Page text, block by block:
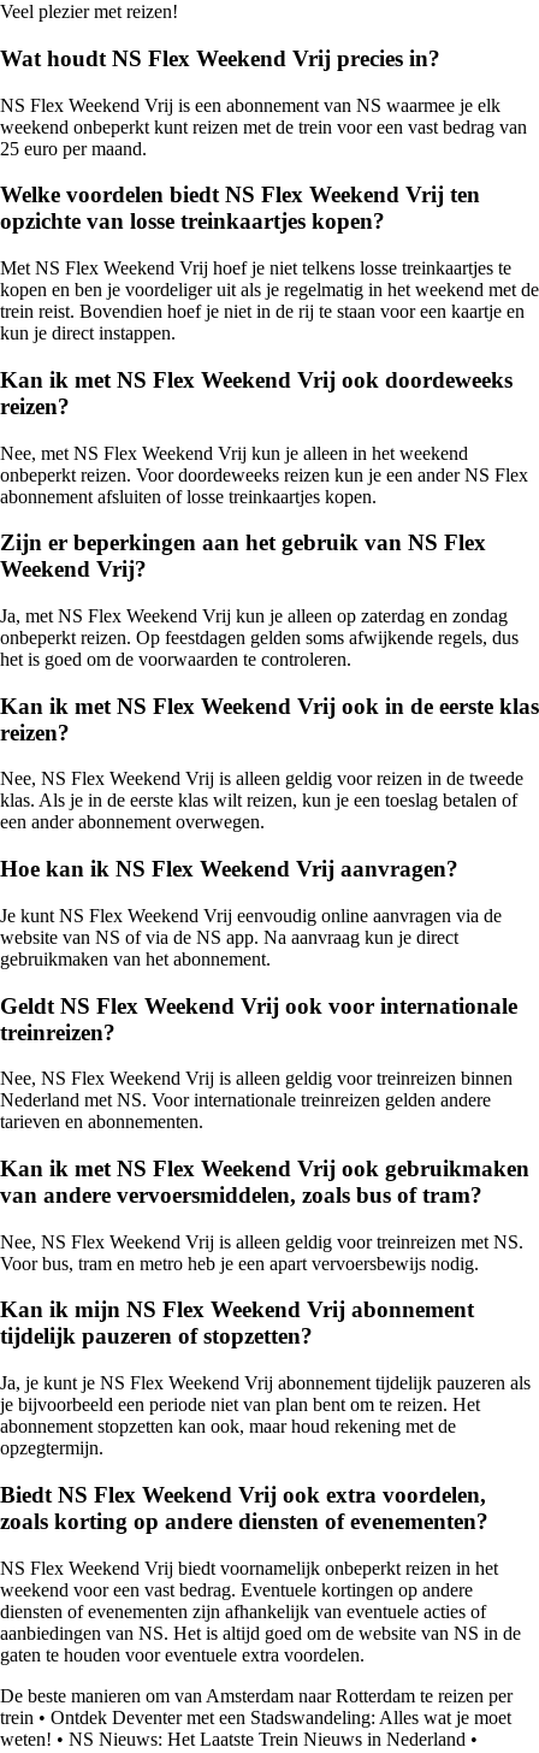
Veel plezier met reizen!
Wat houdt NS Flex Weekend Vrij precies in?
NS Flex Weekend Vrij is een abonnement van NS waarmee je elk
weekend onbeperkt kunt reizen met de trein voor een vast bedrag van
25 euro per maand.
Welke voordelen biedt NS Flex Weekend Vrij ten
opzichte van losse treinkaartjes kopen?
Met NS Flex Weekend Vrij hoef je niet telkens losse treinkaartjes te
kopen en ben je voordeliger uit als je regelmatig in het weekend met de
trein reist. Bovendien hoef je niet in de rij te staan voor een kaartje en
kun je direct instappen.
Kan ik met NS Flex Weekend Vrij ook doordeweeks
reizen?
Nee, met NS Flex Weekend Vrij kun je alleen in het weekend
onbeperkt reizen. Voor doordeweeks reizen kun je een ander NS Flex
abonnement afsluiten of losse treinkaartjes kopen.
Zijn er beperkingen aan het gebruik van NS Flex
Weekend Vrij?
Ja, met NS Flex Weekend Vrij kun je alleen op zaterdag en zondag
onbeperkt reizen. Op feestdagen gelden soms afwijkende regels, dus
het is goed om de voorwaarden te controleren.
Kan ik met NS Flex Weekend Vrij ook in de eerste klas
reizen?
Nee, NS Flex Weekend Vrij is alleen geldig voor reizen in de tweede
klas. Als je in de eerste klas wilt reizen, kun je een toeslag betalen of
een ander abonnement overwegen.
Hoe kan ik NS Flex Weekend Vrij aanvragen?
Je kunt NS Flex Weekend Vrij eenvoudig online aanvragen via de
website van NS of via de NS app. Na aanvraag kun je direct
gebruikmaken van het abonnement.
Geldt NS Flex Weekend Vrij ook voor internationale
treinreizen?
Nee, NS Flex Weekend Vrij is alleen geldig voor treinreizen binnen
Nederland met NS. Voor internationale treinreizen gelden andere
tarieven en abonnementen.
Kan ik met NS Flex Weekend Vrij ook gebruikmaken
van andere vervoersmiddelen, zoals bus of tram?
Nee, NS Flex Weekend Vrij is alleen geldig voor treinreizen met NS.
Voor bus, tram en metro heb je een apart vervoersbewijs nodig.
Kan ik mijn NS Flex Weekend Vrij abonnement
tijdelijk pauzeren of stopzetten?
Ja, je kunt je NS Flex Weekend Vrij abonnement tijdelijk pauzeren als
je bijvoorbeeld een periode niet van plan bent om te reizen. Het
abonnement stopzetten kan ook, maar houd rekening met de
opzegtermijn.
Biedt NS Flex Weekend Vrij ook extra voordelen,
zoals korting op andere diensten of evenementen?
NS Flex Weekend Vrij biedt voornamelijk onbeperkt reizen in het
weekend voor een vast bedrag. Eventuele kortingen op andere
diensten of evenementen zijn afhankelijk van eventuele acties of
aanbiedingen van NS. Het is altijd goed om de website van NS in de
gaten te houden voor eventuele extra voordelen.
De beste manieren om van Amsterdam naar Rotterdam te reizen per
trein • Ontdek Deventer met een Stadswandeling: Alles wat je moet
weten! • NS Nieuws: Het Laatste Trein Nieuws in Nederland •